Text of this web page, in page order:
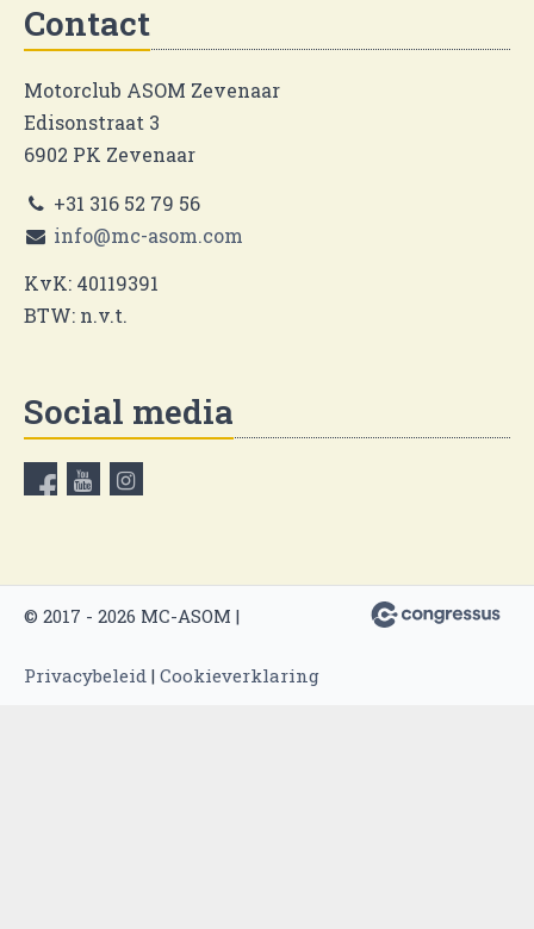
Contact
Motorclub ASOM Zevenaar
Edisonstraat 3
6902 PK Zevenaar
+31 316 52 79 56
info@mc-asom.com
KvK: 40119391
BTW: n.v.t.
Social media
© 2017 - 2026 MC-ASOM |
Privacybeleid | Cookieverklaring